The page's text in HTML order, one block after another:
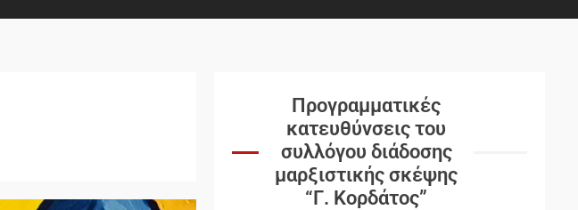
Προγραμματικές
κατευθύνσεις του
συλλόγου διάδοσης
μαρξιστικής σκέψης
“Γ. Κορδάτος”